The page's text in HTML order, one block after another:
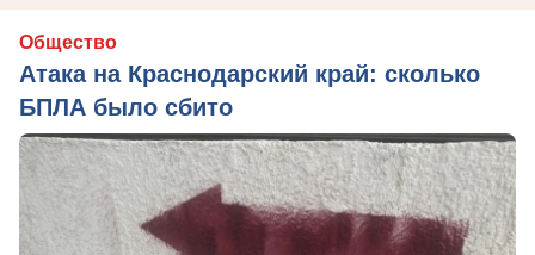
Общество
Атака на Краснодарский край: сколько
БПЛА было сбито